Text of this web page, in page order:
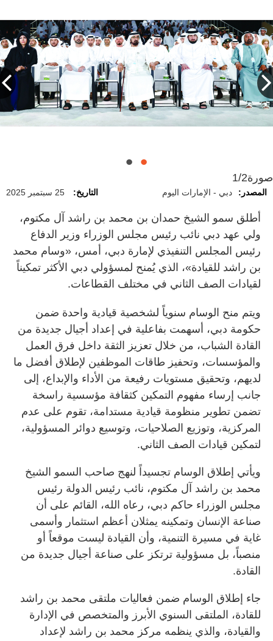
صورة1/2
المصدر: دبي - الإمارات اليوم التاريخ: 25 سبتمبر 2025
أطلق سمو الشيخ حمدان بن محمد بن راشد آل مكتوم،
ولي عهد دبي نائب رئيس مجلس الوزراء وزير الدفاع
رئيس المجلس التنفيذي لإمارة دبي، أمس، «وسام محمد
بن راشد للقيادة»، الذي يُمنح لمسؤولي دبي الأكثر تمكيناً
لقيادات الصف الثاني في مختلف القطاعات.
ويتم منح الوسام سنوياً لشخصية قيادية واحدة ضمن
حكومة دبي، أسهمت بفاعلية في إعداد أجيال جديدة من
القادة الشباب، من خلال تعزيز الثقة داخل فرق العمل
والمؤسسات، وتحفيز طاقات الموظفين لإطلاق أفضل ما
لديهم، وتحقيق مستويات رفيعة من الأداء والإبداع، إلى
جانب إرساء مفهوم التمكين كثقافة مؤسسية راسخة
تضمن تطوير منظومة قيادية مستدامة، تقوم على عدم
المركزية، وتوزيع الصلاحيات، وتوسيع دوائر المسؤولية،
لتمكين قيادات الصف الثاني.
ويأتي إطلاق الوسام تجسيداً لنهج صاحب السمو الشيخ
محمد بن راشد آل مكتوم، نائب رئيس الدولة رئيس
مجلس الوزراء حاكم دبي، رعاه الله، القائم على أن
صناعة الإنسان وتمكينه يمثلان أعظم استثمار وأسمى
غاية في مسيرة التنمية، وأن القيادة ليست موقعاً أو
منصباً، بل مسؤولية ترتكز على صناعة أجيال جديدة من
القادة.
جاء إطلاق الوسام ضمن فعاليات ملتقى محمد بن راشد
للقادة، الملتقى السنوي الأبرز والمتخصص في الإدارة
والقيادة، والذي ينظمه مركز محمد بن راشد لإعداد